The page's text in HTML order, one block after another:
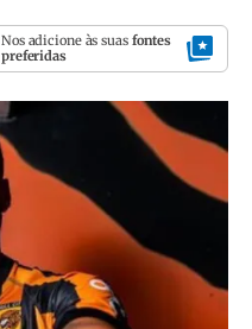
Nos adicione às suas fontes
preferidas